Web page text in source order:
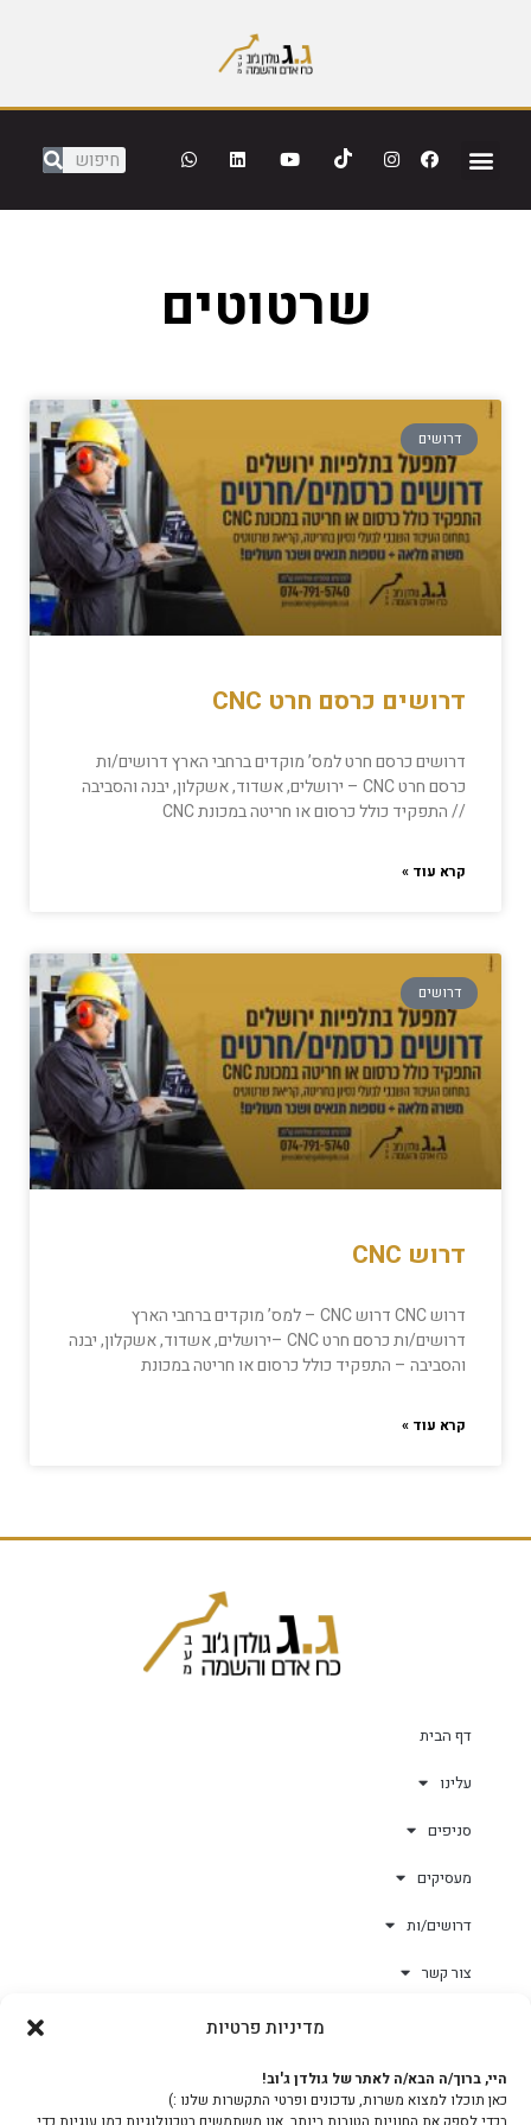
מדיניות פרטיות
היי, ברוך/ה הבא/ה לאתר של גולדן ג'וב!
כאן תוכלו למצוא משרות, עדכונים ופרטי התקשרות שלנו :)
שרטוטים
דרושים
דרושים כרסם חרט CNC
דרושים כרסם חרט למס’ מוקדים ברחבי הארץ דרושים/ות
כרסם חרט CNC – ירושלים, אשדוד, אשקלון, יבנה והסביבה
// התפקיד כולל כרסום או חריטה במכונת CNC
קרא עוד »
דרושים
דרוש CNC
דרוש CNC דרוש CNC – למס’ מוקדים ברחבי הארץ
דרושים/ות כרסם חרט CNC –ירושלים, אשדוד, אשקלון, יבנה
והסביבה – התפקיד כולל כרסום או חריטה במכונת
קרא עוד »
דף הבית
עלינו
סניפים
מעסיקים
דרושים/ות
צור קשר
צוות